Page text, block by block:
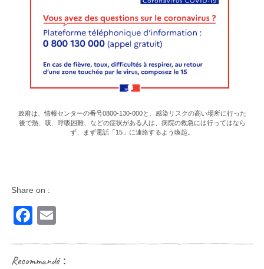
政府は、情報センターの番号0800-130-000と、感染リスクの高い場所に行った
後で熱、咳、呼吸困難、などの症状がある人は、病院の救急には行ってはなら
ず、まず電話「15」に連絡するよう喚起。
Share on :
Facebook
Recommandé：